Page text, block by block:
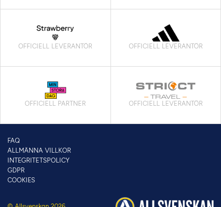
OFFICIELL LEVERANTÖR OFFICIELL LEVERANTÖR
OFFICIELL PARTNER OFFICIELL LEVERANTÖR
FAQ
ALLMÄNNA VILLKOR
INTEGRITETSPOLICY
GDPR
COOKIES